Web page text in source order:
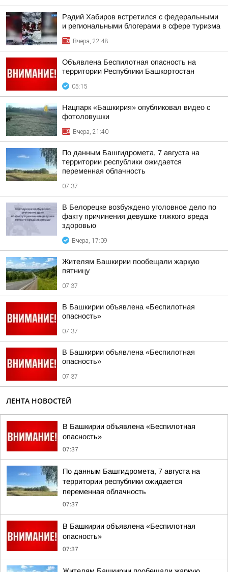
Радий Хабиров встретился с федеральными
и региональными блогерами в сфере туризма
Вчера, 22:48
Объявлена Беспилотная опасность на
территории Республики Башкортостан
05:15
Нацпарк «Башкирия» опубликовал видео с
фотоловушки
Вчера, 21:40
По данным Башгидромета, 7 августа на
территории республики ожидается
переменная облачность
07:37
В Белорецке возбуждено уголовное дело по
факту причинения девушке тяжкого вреда
здоровью
Вчера, 17:09
Жителям Башкирии пообещали жаркую
пятницу
07:37
В Башкирии объявлена «Беспилотная
опасность»
07:37
В Башкирии объявлена «Беспилотная
опасность»
07:37
ЛЕНТА НОВОСТЕЙ
В Башкирии объявлена «Беспилотная
опасность»
07:37
По данным Башгидромета, 7 августа на
территории республики ожидается
переменная облачность
07:37
В Башкирии объявлена «Беспилотная
опасность»
07:37